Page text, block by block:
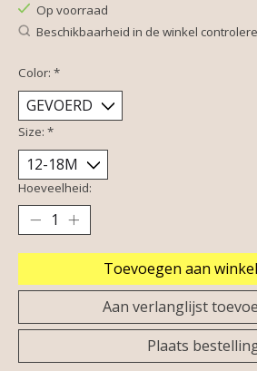
Op voorraad
Beschikbaarheid in de winkel
Color: *
Size: *
Hoeveelheid:
Toevoegen aan
Aan verlanglijst
Plaats